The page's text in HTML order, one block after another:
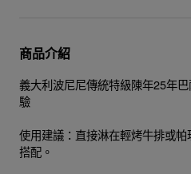
商品介紹
義大利波尼尼傳統特級陳年25年
驗
使用建議：直接淋在輕烤牛排或
搭配。